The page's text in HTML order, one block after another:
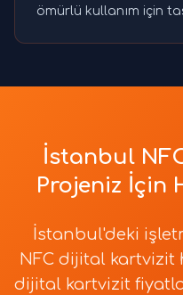
ömürlü kullanım için
İstanbul
Projeniz İçin
İstanbul'deki
NFC dijital kartvizit
dijital kartvizit